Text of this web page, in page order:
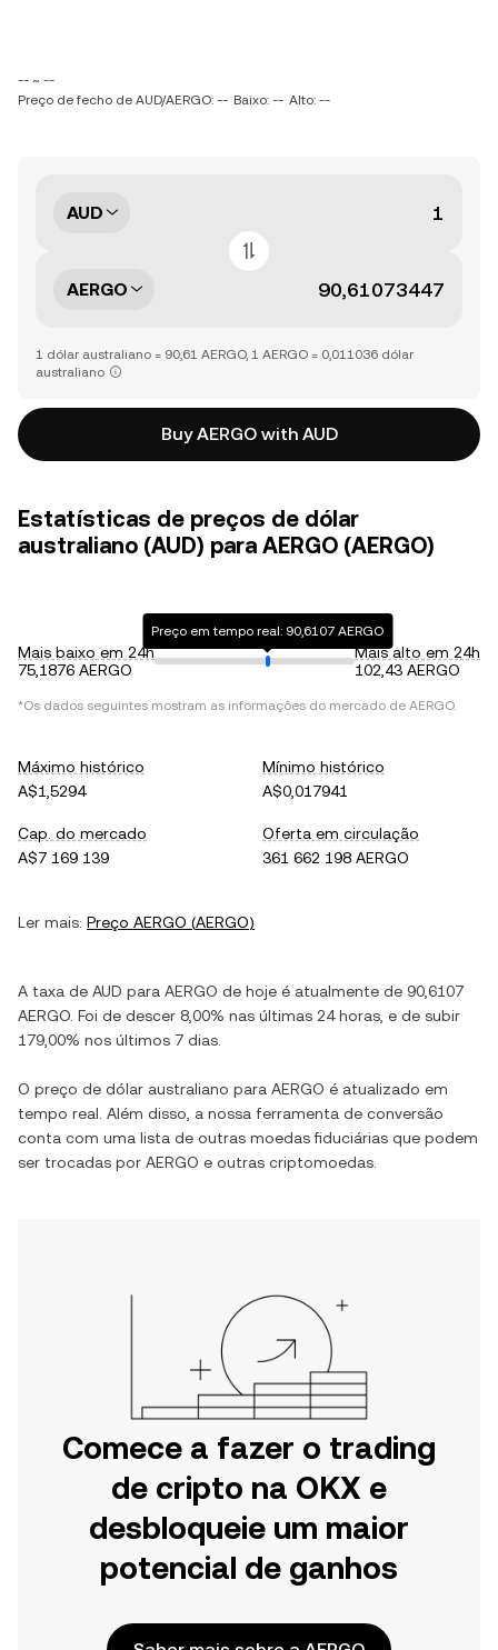
-- ~ --
Preço de fecho de AUD/AERGO: -- Baixo: -- Alto: --
AUD
AERGO
1 dólar australiano = 90,61 AERGO, 1 AERGO = 0,011036 dólar
australiano
Buy AERGO with AUD
Estatísticas de preços de dólar
australiano (AUD) para AERGO (AERGO)
Mais baixo em 24h
75,1876 AERGO
Preço em tempo real: 90,6107 AERGO
Mais alto em 24h
102,43 AERGO
*Os dados seguintes mostram as informações do mercado de AERGO.
Máximo histórico
A$1,5294
Mínimo histórico
A$0,017941
Cap. do mercado
A$7 169 139
Oferta em circulação
361 662 198 AERGO
Ler mais: Preço AERGO (AERGO)
A taxa de AUD para AERGO de hoje é atualmente de 90,6107
AERGO . Foi de descer 8,00% nas últimas 24 horas, e de subir
179,00% nos últimos 7 dias.
O preço de dólar australiano para AERGO é atualizado em
tempo real. Além disso, a nossa ferramenta de conversão
conta com uma lista de outras moedas fiduciárias que podem
ser trocadas por AERGO e outras criptomoedas.
Comece a fazer o trading
de cripto na OKX e
desbloqueie um maior
potencial de ganhos